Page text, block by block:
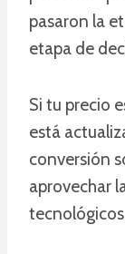
pasaron la
etapa de
Si tu precio
está
conversión
aprovechar